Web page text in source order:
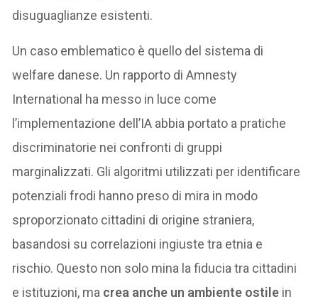
disuguaglianze esistenti.
Un caso emblematico è quello del sistema di
welfare danese. Un rapporto di Amnesty
International ha messo in luce come
l’implementazione dell’IA abbia portato a pratiche
discriminatorie nei confronti di gruppi
marginalizzati. Gli algoritmi utilizzati per identificare
potenziali frodi hanno preso di mira in modo
sproporzionato cittadini di origine straniera,
basandosi su correlazioni ingiuste tra etnia e
rischio. Questo non solo mina la fiducia tra cittadini
e istituzioni, ma crea anche un ambiente ostile in